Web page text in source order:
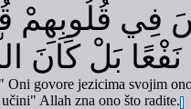
فِي قُلُوبِهِمْ
بَلْ كَانَ
Oni govore jezicima svojim
Allah zna ono što radite.